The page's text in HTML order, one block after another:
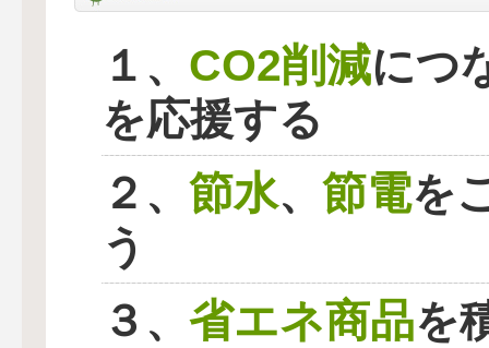
１、 CO2削減につ
を応援する
２、 節水、 節電を
う
３、 省エネ商品を